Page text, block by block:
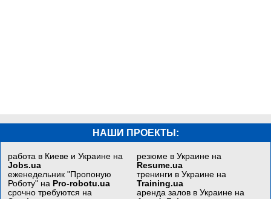
НАШИ ПРОЕКТЫ:
работа в Киеве и Украине на
Jobs.ua
еженедельник "Пропоную
Роботу" на Pro-robotu.ua
срочно требуются на
резюме в Украине на
Resume.ua
тренинги в Украине на
Training.ua
аренда залов в Украине на